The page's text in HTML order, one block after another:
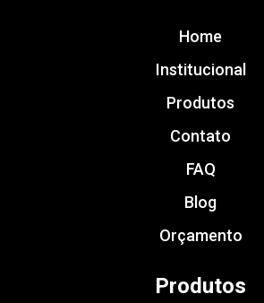
Home
Institucional
Produtos
Contato
FAQ
Blog
Orçamento
Produtos